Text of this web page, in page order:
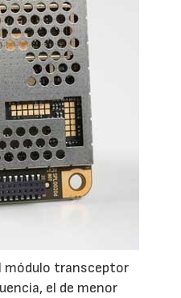
módulo transceptor
el de menor